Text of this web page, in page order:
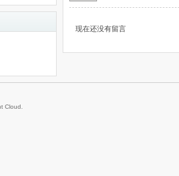
现在还没有留言
Cloud.